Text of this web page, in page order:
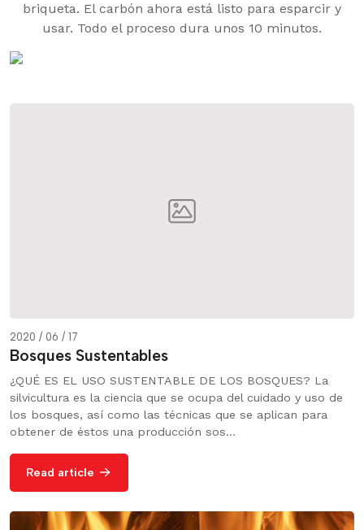
briqueta. El carbón ahora está listo para esparcir y
usar. Todo el proceso dura unos 10 minutos.
2020 / 06 / 17
Bosques Sustentables
¿QUÉ ES EL USO SUSTENTABLE DE LOS BOSQUES? La
silvicultura es la ciencia que se ocupa del cuidado y uso de
los bosques, así como las técnicas que se aplican para
obtener de éstos una producción sos...
Read article